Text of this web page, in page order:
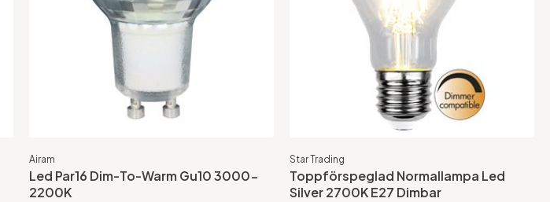
Airam
Led Par16 Dim-To-Warm Gu10 3000-
2200K
Star Trading
Toppförspeglad Normallampa Led
Silver 2700K E27 Dimbar